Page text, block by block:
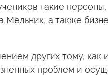
такие
Мельник, а также
других тому, как
проблем и